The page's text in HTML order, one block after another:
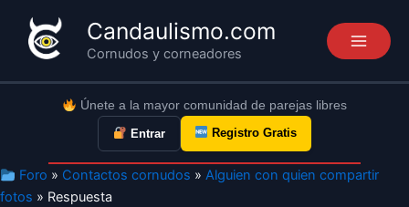
contenido
Candaulismo.com
Cornudos y corneadores
Únete a la mayor comunidad de parejas libres
Entrar Registro Gratis
Foro » Contactos cornudos » Alguien con quien compartir
fotos » Respuesta